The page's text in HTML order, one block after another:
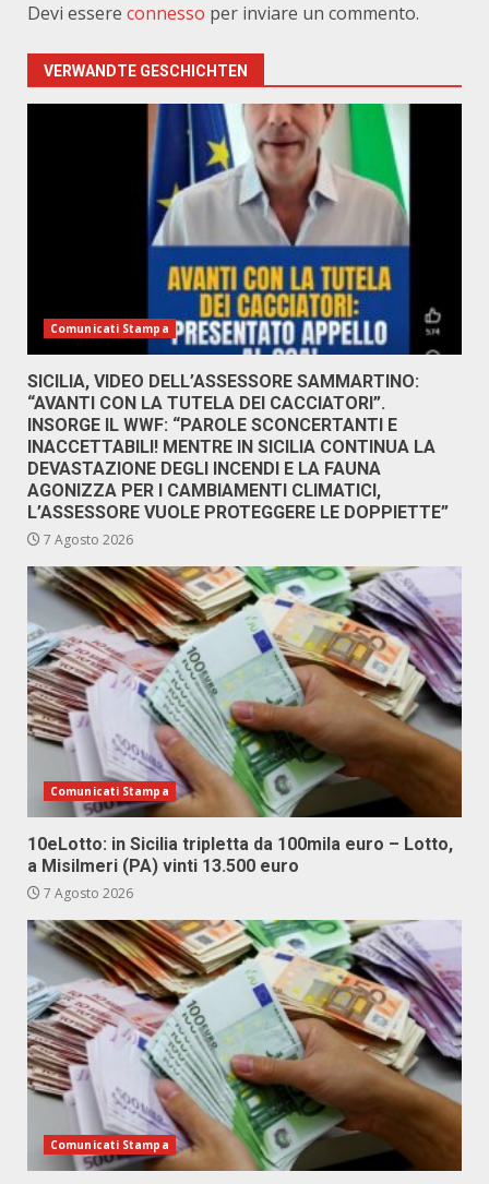
Devi essere connesso per inviare un commento.
VERWANDTE GESCHICHTEN
Comunicati Stampa
SICILIA, VIDEO DELL’ASSESSORE SAMMARTINO:
“AVANTI CON LA TUTELA DEI CACCIATORI”.
INSORGE IL WWF: “PAROLE SCONCERTANTI E
INACCETTABILI! MENTRE IN SICILIA CONTINUA LA
DEVASTAZIONE DEGLI INCENDI E LA FAUNA
AGONIZZA PER I CAMBIAMENTI CLIMATICI,
L’ASSESSORE VUOLE PROTEGGERE LE DOPPIETTE”
7 Agosto 2026
Comunicati Stampa
10eLotto: in Sicilia tripletta da 100mila euro – Lotto,
a Misilmeri (PA) vinti 13.500 euro
7 Agosto 2026
Comunicati Stampa